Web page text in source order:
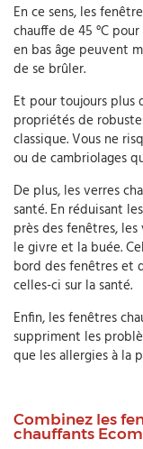
En ce sens, les
chauffe de 45 °C
en bas âge peuvent
de se brûler.
Et pour toujours plus
propriétés de
classique. Vous ne
ou de cambriolages
De plus, les verres
santé. En réduisant
près des fenêtres,
le givre et la buée.
bord des fenêtres et
celles-ci sur la santé.
Enfin, les fenêtres
suppriment les
que les allergies à la
Combinez les
chauffants